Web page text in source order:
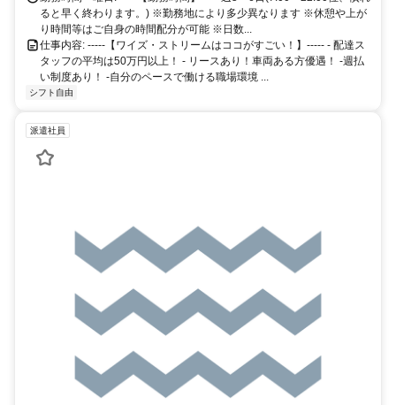
ると早く終わります。) ※勤務地により多少異なります ※休憩や上が
り時間等はご自身の時間配分が可能 ※日数...
仕事内容: -----【ワイズ・ストリームはココがすごい！】----- - 配達ス
タッフの平均は50万円以上！ - リースあり！車両ある方優遇！ -週払
い制度あり！ -自分のペースで働ける職場環境 ...
シフト自由
派遣社員